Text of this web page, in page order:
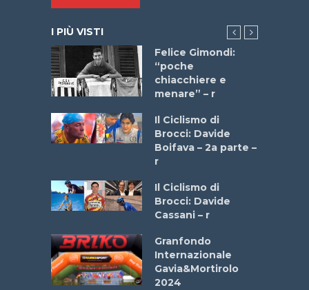
I PIÙ VISTI
Felice Gimondi:
“poche
chiacchiere e
menare” – r
Il Ciclismo di
Brocci: Davide
Boifava – 2a parte –
r
Il Ciclismo di
Brocci: Davide
Cassani – r
Granfondo
Internazionale
Gavia&Mortirolo
2024